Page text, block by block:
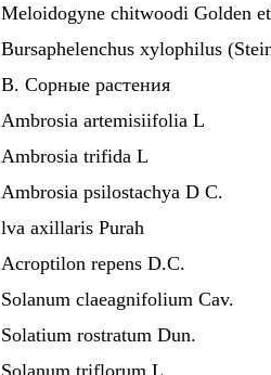
Meloidogyne chitwoodi Golden
Bursaphelenchus xylophilus
В. Сорные растения
Ambrosia artemisiifolia L
Ambrosia trifida L
Ambrosia psilostachya D C.
lva axillaris Purah
Acroptilon repens D.C.
Solanum claeagnifolium Cav.
Solatium rostratum Dun.
Solanum triflorum L